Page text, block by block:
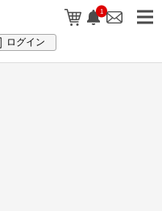
1
ログイン